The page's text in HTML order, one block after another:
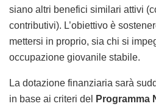
siano altri benefici similari attivi
contributivi). L’obiettivo è
mettersi in proprio, sia chi si
occupazione giovanile stabile.
La dotazione finanziaria sarà
in base ai criteri del
Programma